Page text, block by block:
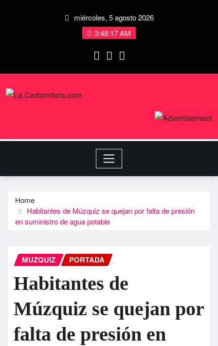
miércoles, 5 agosto 2026
3:48:18 AM
Home
Habitantes de Múzquiz se quejan por falta de presión
en suministro de agua potable
MUZQUIZ PORTADA
Habitantes de
Múzquiz se quejan por
falta de presión en